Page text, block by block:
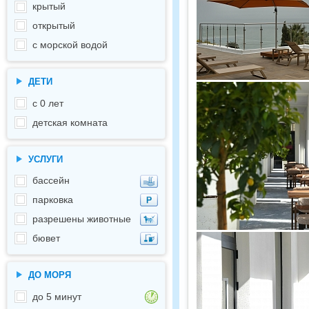
крытый
открытый
с морской водой
ДЕТИ
с 0 лет
детская комната
УСЛУГИ
бассейн
парковка
разрешены животные
бювет
ДО МОРЯ
до 5 минут